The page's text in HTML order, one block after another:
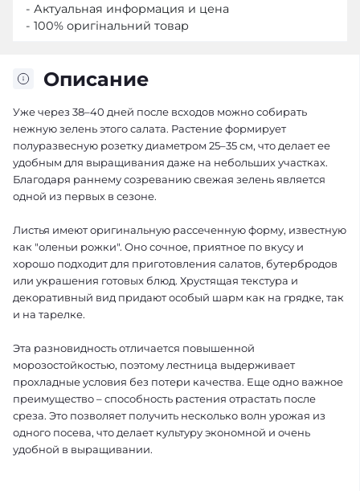
Описание
Уже через 38–40 дней после всходов можно собирать
нежную зелень этого салата. Растение формирует
полуразвесную розетку диаметром 25–35 см, что делает ее
удобным для выращивания даже на небольших участках.
Благодаря раннему созреванию свежая зелень является
одной из первых в сезоне.
Листья имеют оригинальную рассеченную форму, известную
как "оленьи рожки". Оно сочное, приятное по вкусу и
хорошо подходит для приготовления салатов, бутербродов
или украшения готовых блюд. Хрустящая текстура и
декоративный вид придают особый шарм как на грядке, так
и на тарелке.
Эта разновидность отличается повышенной
морозостойкостью, поэтому лестница выдерживает
прохладные условия без потери качества. Еще одно важное
преимущество – способность растения отрастать после
среза. Это позволяет получить несколько волн урожая из
одного посева, что делает культуру экономной и очень
удобной в выращивании.
- Актуальная информация и цена
- 100% оригінальний товар